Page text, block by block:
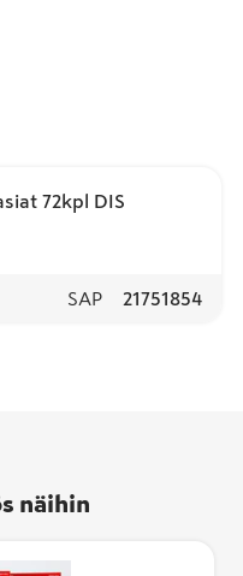
72kpl DIS
SAP 21751854
näihin